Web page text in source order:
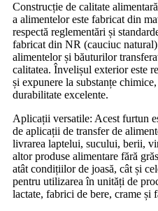
Construcție de calitate
a alimentelor este fabricat din
respectă reglementări și
fabricat din NR (cauciuc
alimentelor și băuturilor
calitatea. Învelișul exterior este
și expunere la substanțe
durabilitate excelente.
Aplicații versatile: Acest furtun
de aplicații de transfer de
livrarea laptelui, sucului, berii,
altor produse alimentare fără
atât condițiilor de joasă, cât și
pentru utilizarea în unități de
lactate, fabrici de bere, crame și